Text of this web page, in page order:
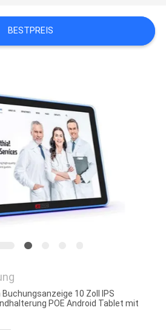
BESTPREIS
Buchungsanzeige 10 Zoll IPS
POE Android Tablet mit